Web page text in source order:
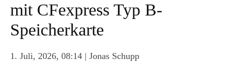
mit CFexpress Typ B-
Speicherkarte
1. Juli, 2026, 08:14 | Jonas Schupp